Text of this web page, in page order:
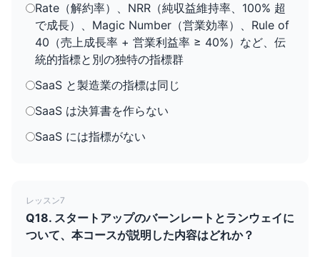
Rate（解約率）、NRR（純収益維持率、100% 超
で成長）、Magic Number（営業効率）、Rule of
40（売上成長率 + 営業利益率 ≥ 40%）など、伝
統的指標と別の独特の指標群
SaaS と製造業の指標は同じ
SaaS は決算書を作らない
SaaS には指標がない
レッスン7
Q18. スタートアップのバーンレートとランウェイに
ついて、本コースが説明した内容はどれか？